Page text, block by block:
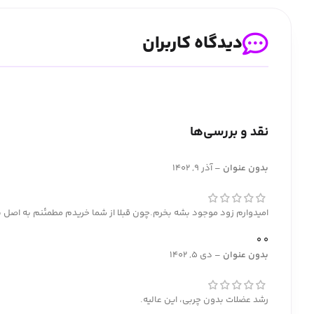
دیدگاه کاربران
نقد و بررسی‌ها
بدون عنوان – آذر 9, 1402
امیدوارم زود موجود بشه بخرم.چون قبلا از شما خریدم مطمئنم به
0
0
بدون عنوان – دی 5, 1402
رشد عضلات بدون چربی، این عالیه.